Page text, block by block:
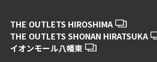
THE OUTLETS HIROSHIMA
THE OUTLETS SHONAN HIRATSUKA
イオンモール八幡東